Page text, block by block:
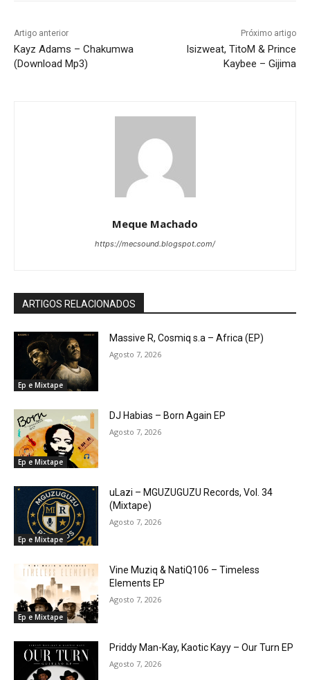
Artigo anterior
Kayz Adams – Chakumwa
(Download Mp3)
Próximo artigo
Isizweat, TitoM & Prince
Kaybee – Gijima
Meque Machado
https://mecsound.blogspot.com/
ARTIGOS RELACIONADOS
Ep e Mixtape
Massive R, Cosmiq s.a – Africa (EP)
Agosto 7, 2026
Ep e Mixtape
DJ Habias – Born Again EP
Agosto 7, 2026
Ep e Mixtape
uLazi – MGUZUGUZU Records, Vol. 34
(Mixtape)
Agosto 7, 2026
Ep e Mixtape
Vine Muziq & NatiQ106 – Timeless
Elements EP
Agosto 7, 2026
Priddy Man-Kay, Kaotic Kayy – Our Turn EP
Agosto 7, 2026